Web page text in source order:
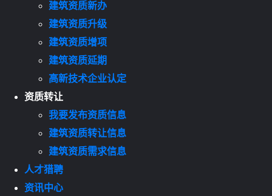
建筑资质新办
建筑资质升级
建筑资质增项
建筑资质延期
高新技术企业认定
资质转让
我要发布资质信息
建筑资质转让信息
建筑资质需求信息
人才猎聘
资讯中心